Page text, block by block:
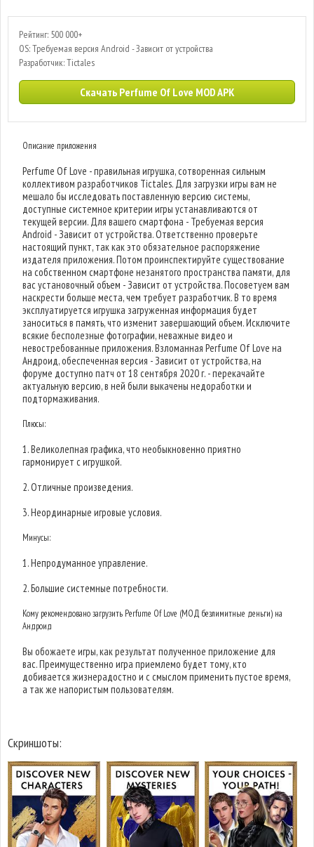
Рейтинг: 500 000+
OS: Требуемая версия Android - Зависит от устройства
Разработчик: Tictales
Скачать Perfume Of Love MOD APK
Описание приложения
Perfume Of Love - правильная игрушка, сотворенная сильным
коллективом разработчиков Tictales. Для загрузки игры вам не
мешало бы исследовать поставленную версию системы,
доступные системное критерии игры устанавливаются от
текущей версии. Для вашего смартфона - Требуемая версия
Android - Зависит от устройства. Ответственно проверьте
настоящий пункт, так как это обязательное распоряжение
издателя приложения. Потом проинспектируйте существование
на собственном смартфоне незанятого пространства памяти, для
вас установочный объем - Зависит от устройства. Посоветуем вам
наскрести больше места, чем требует разработчик. В то время
эксплуатируется игрушка загруженная информация будет
заноситься в память, что изменит завершающий объем. Исключите
всякие бесполезные фотографии, неважные видео и
невостребованные приложения. Взломанная Perfume Of Love на
Андроид, обеспеченная версия - Зависит от устройства, на
форуме доступно патч от 18 сентября 2020 г. - перекачайте
актуальную версию, в ней были выкачены недоработки и
подтормаживания.
Плюсы:
1. Великолепная графика, что необыкновенно приятно
гармонирует с игрушкой.
2. Отличные произведения.
3. Неординарные игровые условия.
Минусы:
1. Непродуманное управление.
2. Большие системные потребности.
Кому рекомендовано загрузить Perfume Of Love (МОД безлимитные деньги) на
Андроид
Вы обожаете игры, как результат полученное приложение для
вас. Преимущественно игра приемлемо будет тому, кто
добивается жизнерадостно и с смыслом применить пустое время,
а так же напористым пользователям.
Скриншоты: